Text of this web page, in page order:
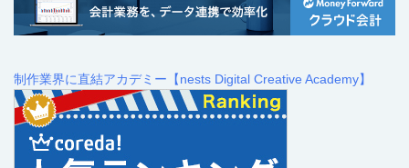
制作業界に直結アカデミー【nests Digital Creative Academy】